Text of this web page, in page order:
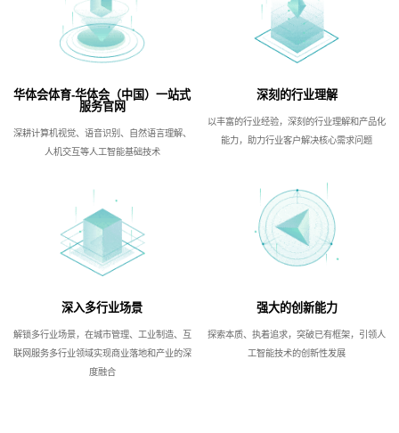
华体会体育-华体会（中国）一站式
服务官网
深耕计算机视觉、语音识别、自然语言理解、
人机交互等人工智能基础技术
深刻的行业理解
以丰富的行业经验，深刻的行业理解和产品化
能力，助力行业客户解决核心需求问题
深入多行业场景
解锁多行业场景，在城市管理、工业制造、互
联网服务多行业领域实现商业落地和产业的深
度融合
强大的创新能力
探索本质、执着追求，突破已有框架，引领人
工智能技术的创新性发展